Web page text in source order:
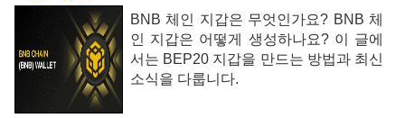
BNB 체인 지갑은 무엇인가요? BNB 체
인 지갑은 어떻게 생성하나요? 이 글에
서는 BEP20 지갑을 만드는 방법과 최신
소식을 다룹니다.